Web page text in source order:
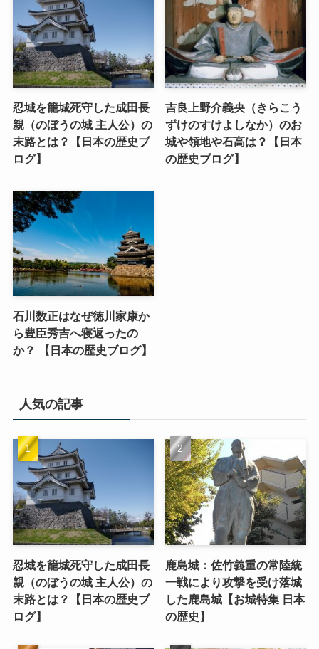
忍城を籠城死守した成田長
親（のぼうの城 主人公）の
末路とは？【日本の歴史ブ
ログ】
吉良上野介義央（きらこう
ずけのすけよしなか）のお
城や領地や石高は？【日本
の歴史ブログ】
石川数正はなぜ徳川家康か
ら豊臣秀吉へ寝返ったの
か？ 【日本の歴史ブログ】
人気の記事
忍城を籠城死守した成田長
親（のぼうの城 主人公）の
末路とは？【日本の歴史ブ
ログ】
鹿島城：佐竹義重の常陸統
一戦により攻撃を受け落城
した鹿島城【お城特集 日本
の歴史】